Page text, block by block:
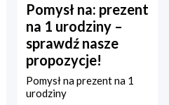
Pomysł na: prezent
na 1 urodziny –
sprawdź nasze
propozycje!
Pomysł na prezent na 1
urodziny